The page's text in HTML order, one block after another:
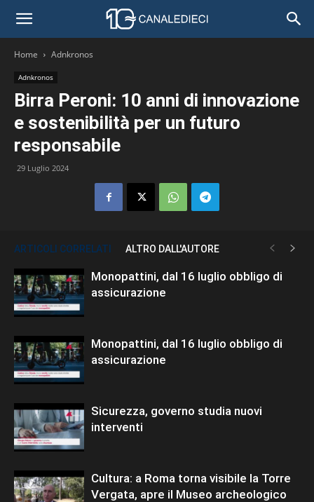
Home Adnkronos
Adnkronos
Birra Peroni: 10 anni di innovazione
e sostenibilità per un futuro
responsabile
29 Luglio 2024
ARTICOLI CORRELATI ALTRO DALL'AUTORE
Monopattini, dal 16 luglio obbligo di
assicurazione
Monopattini, dal 16 luglio obbligo di
assicurazione
Sicurezza, governo studia nuovi
interventi
Cultura: a Roma torna visibile la Torre
Vergata, apre il Museo archeologico